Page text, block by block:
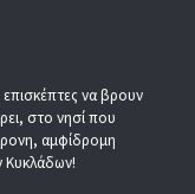
να βρουν
στο νησί που
αμφίδρομη
Κυκλάδων!